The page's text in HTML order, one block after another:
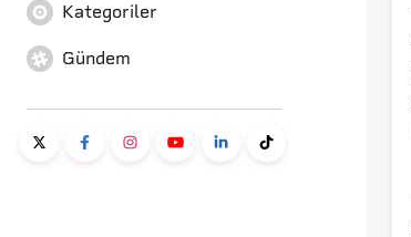
Kategoriler
Gündem